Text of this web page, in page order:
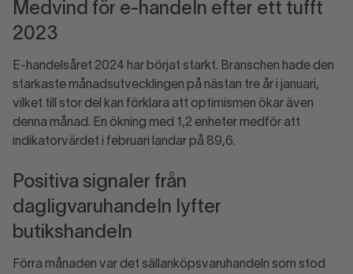
Medvind för e-handeln efter ett tufft
2023
E-handelsåret 2024 har börjat starkt. Branschen hade den
starkaste månadsutvecklingen på nästan tre år i januari,
vilket till stor del kan förklara att optimismen ökar även
denna månad. En ökning med 1,2 enheter medför att
indikatorvärdet i februari landar på 89,6.
Positiva signaler från
dagligvaruhandeln lyfter
butikshandeln
Förra månaden var det sällanköpsvaruhandeln som stod